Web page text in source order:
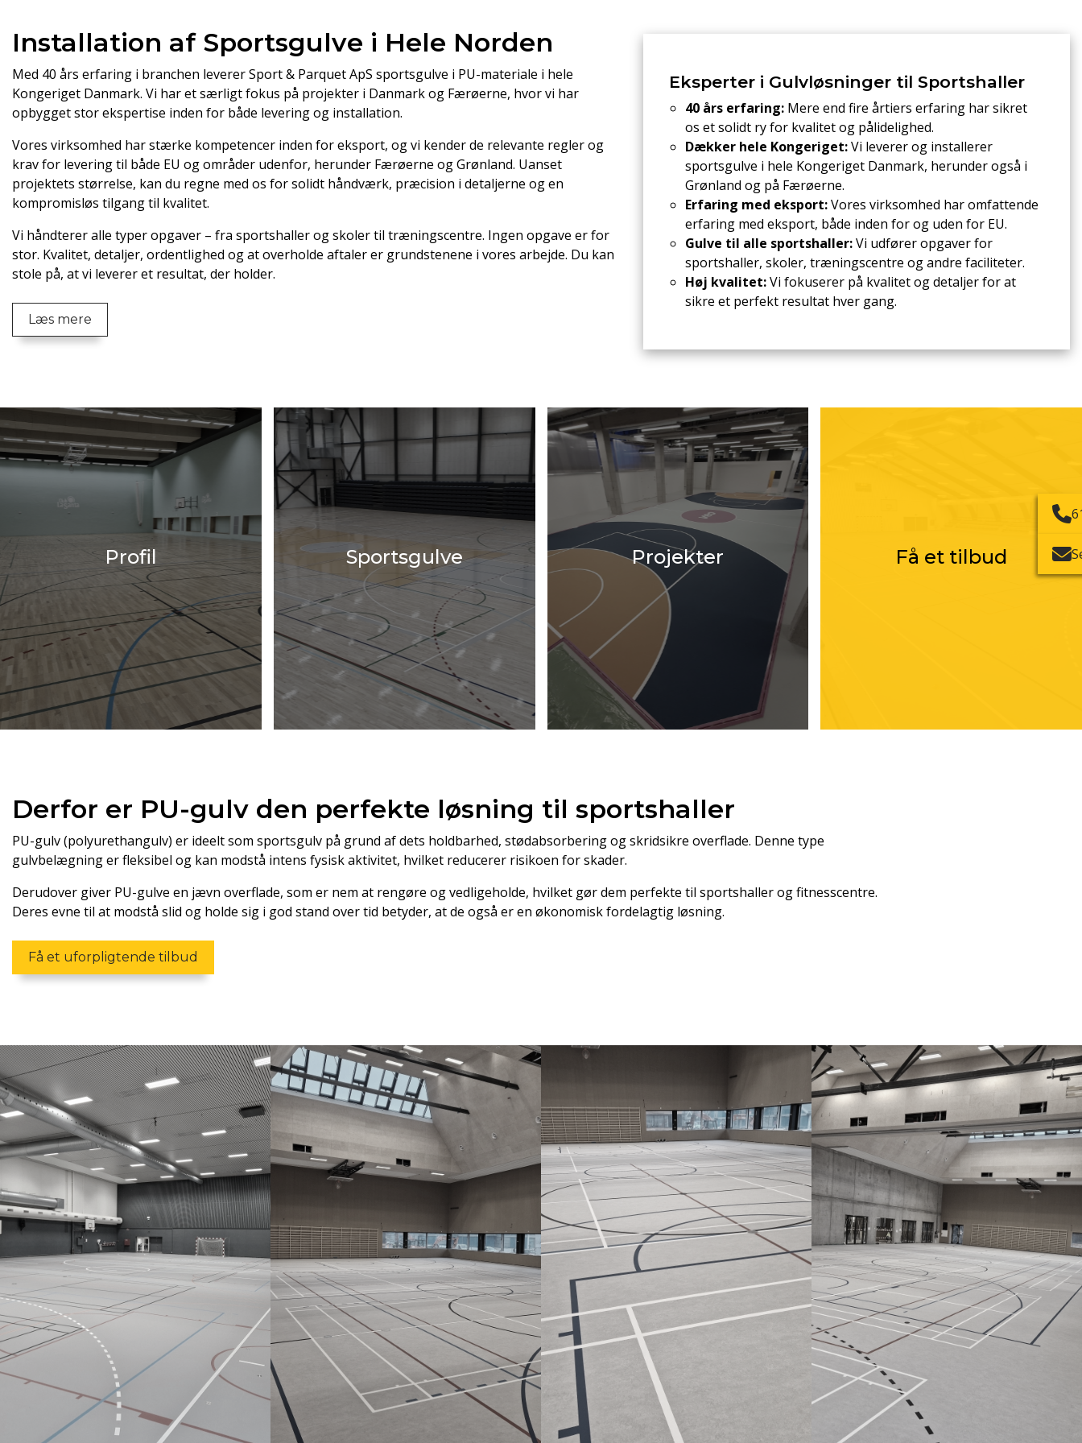
Installation af Sportsgulve i Hele Norden
Med 40 års erfaring i branchen leverer Sport & Parquet ApS sportsgulve i PU-materiale i hele
Kongeriget Danmark. Vi har et særligt fokus på projekter i Danmark og Færøerne, hvor vi har
opbygget stor ekspertise inden for både levering og installation.
Vores virksomhed har stærke kompetencer inden for eksport, og vi kender de relevante regler og
krav for levering til både EU og områder udenfor, herunder Færøerne og Grønland. Uanset
projektets størrelse, kan du regne med os for solidt håndværk, præcision i detaljerne og en
kompromisløs tilgang til kvalitet.
Vi håndterer alle typer opgaver – fra sportshaller og skoler til træningscentre. Ingen opgave er for
stor. Kvalitet, detaljer, ordentlighed og at overholde aftaler er grundstenene i vores arbejde. Du kan
stole på, at vi leverer et resultat, der holder.
Læs mere
Eksperter i Gulvløsninger til Sportshaller
40 års erfaring: Mere end fire årtiers erfaring har sikret
os et solidt ry for kvalitet og pålidelighed.
Dækker hele Kongeriget:Vi leverer og installerer
sportsgulve i hele Kongeriget Danmark, herunder også i
Grønland og på Færøerne.
Erfaring med eksport:Vores virksomhed har omfattende
erfaring med eksport, både inden for og uden for EU.
Gulve til alle sportshaller:Vi udfører opgaver for
sportshaller, skoler, træningscentre og andre faciliteter.
Høj kvalitet:Vi fokuserer på kvalitet og detaljer for at
sikre et perfekt resultat hver gang.
Profil Sportsgulve Projekter Få et tilbud
Derfor er PU-gulv den perfekte løsning til sportshaller
PU-gulv (polyurethangulv) er ideelt som sportsgulv på grund af dets holdbarhed, stødabsorbering og skridsikre overflade. Denne type
gulvbelægning er fleksibel og kan modstå intens fysisk aktivitet, hvilket reducerer risikoen for skader.
Derudover giver PU-gulve en jævn overflade, som er nem at rengøre og vedligeholde, hvilket gør dem perfekte til sportshaller og fitnesscentre.
Deres evne til at modstå slid og holde sig i god stand over tid betyder, at de også er en økonomisk fordelagtig løsning.
Få et uforpligtende tilbud